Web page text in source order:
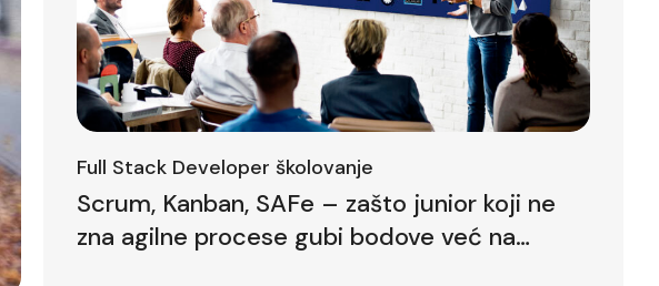
Full Stack Developer školovanje
Scrum, Kanban, SAFe – zašto junior koji ne
zna agilne procese gubi bodove već na